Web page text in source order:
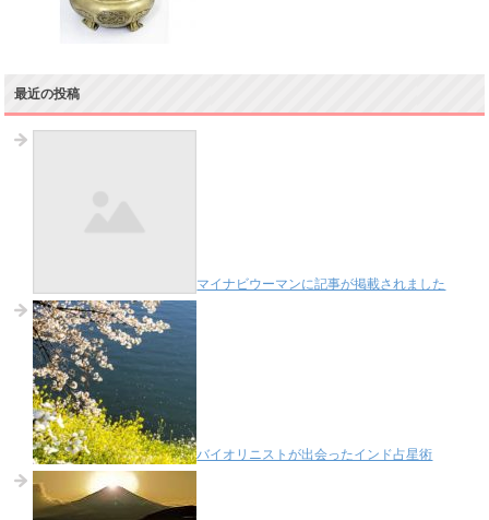
最近の投稿
マイナビウーマンに記事が掲載されました
バイオリニストが出会ったインド占星術